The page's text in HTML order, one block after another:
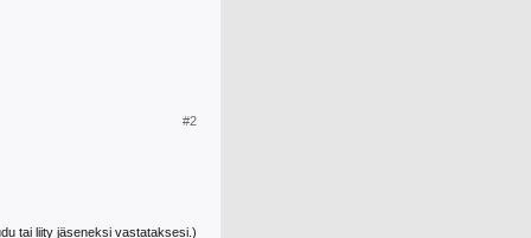
#2
tai liity jäseneksi vastataksesi.)